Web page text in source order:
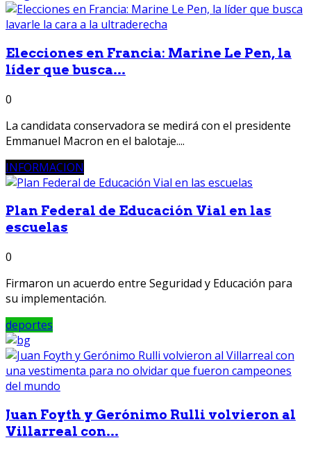
Elecciones en Francia: Marine Le Pen, la
líder que busca...
0
La candidata conservadora se medirá con el presidente
Emmanuel Macron en el balotaje....
INFORMACION
Plan Federal de Educación Vial en las
escuelas
0
Firmaron un acuerdo entre Seguridad y Educación para
su implementación.
deportes
Juan Foyth y Gerónimo Rulli volvieron al
Villarreal con...